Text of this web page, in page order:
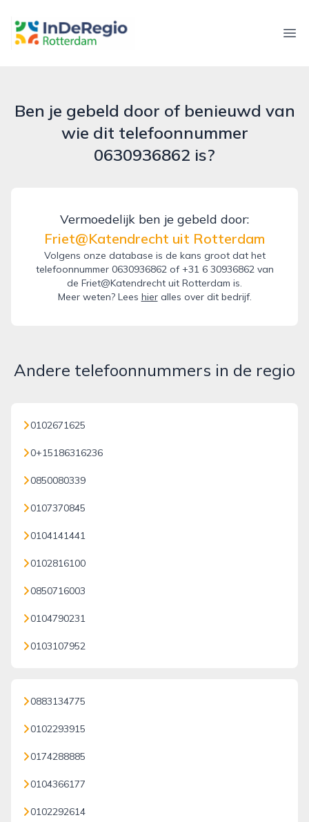
inderegiorotterdam.nl
Ben je gebeld door of benieuwd van
wie dit telefoonnummer
0630936862 is?
Vermoedelijk ben je gebeld door:
Friet@Katendrecht uit Rotterdam
Volgens onze database is de kans groot dat het
telefoonnummer 0630936862 of +31 6 30936862 van
de Friet@Katendrecht uit Rotterdam is.
Meer weten? Lees hieralles over dit bedrijf.
Andere telefoonnummers in de regio
0102671625
0+15186316236
0850080339
0107370845
0104141441
0102816100
0850716003
0104790231
0103107952
0883134775
0102293915
0174288885
0104366177
0102292614